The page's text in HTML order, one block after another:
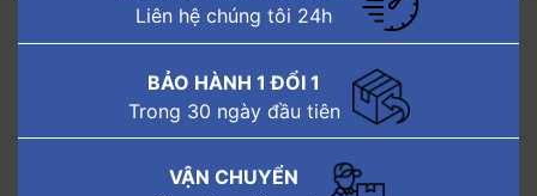
Liên hệ chúng tôi 24h
BẢO HÀNH 1 ĐỔI 1
Trong 30 ngày đầu tiên
VẬN CHUYỂN